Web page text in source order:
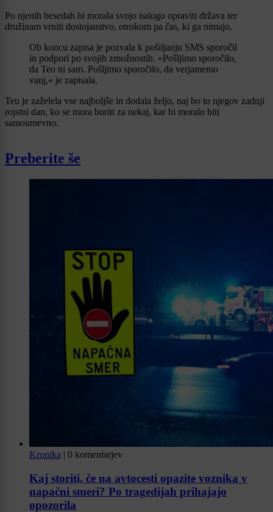
Po njenih besedah bi morala svojo nalogo opraviti država ter
družinam vrniti dostojanstvo, otrokom pa čas, ki ga nimajo.
Ob koncu zapisa je pozvala k pošiljanju SMS sporočil
in podpori po svojih zmožnostih. »Pošljimo sporočilo,
da Teo ni sam. Pošljimo sporočilo, da verjamemo
vanj,« je zapisala.
Teu je zaželela vse najboljše in dodala željo, naj bo to njegov zadnji
rojstni dan, ko se mora boriti za nekaj, kar bi moralo biti
samoumevno.
Preberite še
Kronika | 0 komentarjev
Kaj storiti, če na avtocesti opazite voznika v
napačni smeri? Po tragedijah prihajajo
opozorila